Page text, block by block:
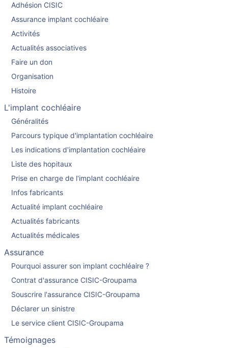
Adhésion CISIC
Assurance implant cochléaire
Activités
Actualités associatives
Faire un don
Organisation
Histoire
L'implant cochléaire
Généralités
Parcours typique d'implantation cochléaire
Les indications d'implantation cochléaire
Liste des hopitaux
Prise en charge de l'implant cochléaire
Infos fabricants
Actualité implant cochléaire
Actualités fabricants
Actualités médicales
Assurance
Pourquoi assurer son implant cochléaire ?
Contrat d'assurance CISIC-Groupama
Souscrire l'assurance CISIC-Groupama
Déclarer un sinistre
Le service client CISIC-Groupama
Témoignages